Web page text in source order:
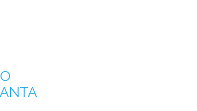
DE LA COSTA Y
PROFUNDIDADES QUE
Y HASTA